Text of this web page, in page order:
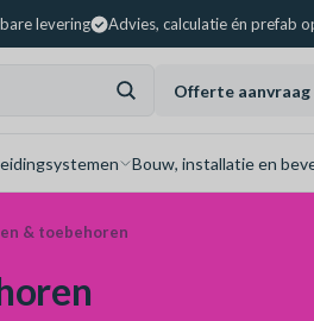
levering Advies, calculatie én prefab
Offerte aanvraag
Bouw, installatie en
& toebehoren